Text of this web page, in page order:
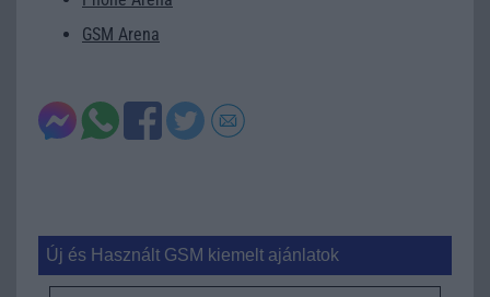
GSM Arena
Új és Használt GSM kiemelt ajánlatok